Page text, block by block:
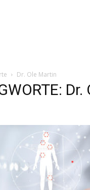
Dr. Ole Martin